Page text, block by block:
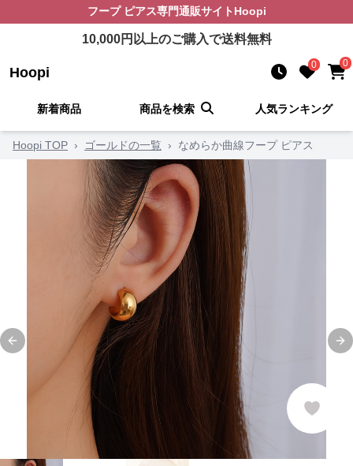
フープ ピアス専門通販サイト Hoopi
10,000円以上のご購入で送料無料
Hoopi 0 0
新着商品 商品を検索 人気ランキング
Hoopi TOP › ゴールドの一覧 › なめらか曲線フープ ピアス
Previous slide